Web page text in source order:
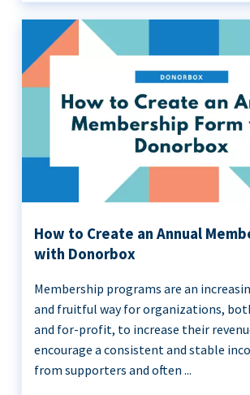
How to Create an Annual
with Donorbox
Membership programs are an
and fruitful way for organizations,
and for-profit, to increase their
encourage a consistent and stable
from supporters and often ...